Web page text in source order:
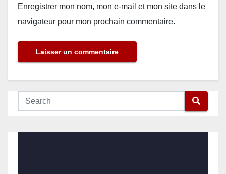
Enregistrer mon nom, mon e-mail et mon site dans le
navigateur pour mon prochain commentaire.